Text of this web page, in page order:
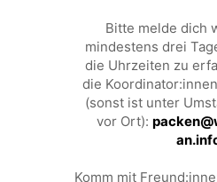
Bitte melde dich
mindestens drei
die Uhrzeiten zu
die
(sonst ist unter
vor Ort):
Komm mit